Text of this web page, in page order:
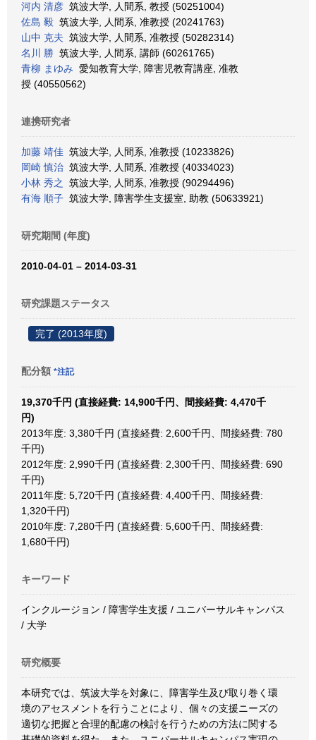
河内 清彦 筑波大学, 人間系, 教授 (50251004)
佐島 毅 筑波大学, 人間系, 准教授 (20241763)
山中 克夫 筑波大学, 人間系, 准教授 (50282314)
名川 勝 筑波大学, 人間系, 講師 (60261765)
青柳 まゆみ 愛知教育大学, 障害児教育講座, 准教
授 (40550562)
連携研究者
加藤 靖佳 筑波大学, 人間系, 准教授 (10233826)
岡崎 慎治 筑波大学, 人間系, 准教授 (40334023)
小林 秀之
筑波大学, 人間系, 准教授 (90294496)
有海 順子 筑波大学, 障害学生支援室, 助教 (50633921)
研究期間 (年度)
2010-04-01 – 2014-03-31
研究課題ステータス
完了 (2013年度)
配分額 *注記
19,370千円 (直接経費: 14,900千円、間接経費: 4,470千
円)
2013年度: 3,380千円 (直接経費: 2,600千円、間接経費: 780
千円)
2012年度: 2,990千円 (直接経費: 2,300千円、間接経費: 690
千円)
2011年度: 5,720千円 (直接経費: 4,400千円、間接経費:
1,320千円)
2010年度: 7,280千円 (直接経費: 5,600千円、間接経費:
1,680千円)
キーワード
インクルージョン / 障害学生支援 / ユニバーサルキャンパス
/ 大学
研究概要
本研究では、筑波大学を対象に、障害学生及び取り巻く環
境のアセスメントを行うことにより、個々の支援ニーズの
適切な把握と合理的配慮の検討を行うための方法に関する